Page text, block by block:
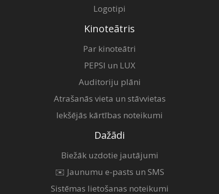
Logotipi
Kinoteātris
Par kinoteātri
PEPSI un LUX
Auditoriju plāni
Atrašanās vieta un stāvvietas
Iekšējās kārtības noteikumi
Dažādi
Biežāk uzdotie jautājumi
✉️ Jaunumu e-pasts un SMS
Sistēmas lietošanas noteikumi